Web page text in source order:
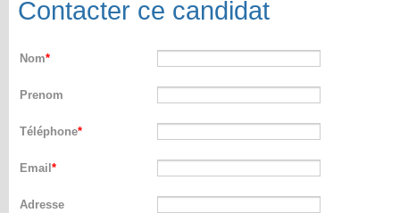
Contacter ce candidat
Nom
Prenom
Téléphone
Email
Adresse